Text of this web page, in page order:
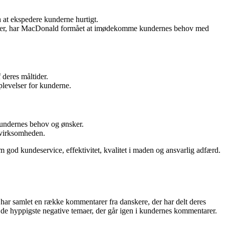
ekspedere kunderne hurtigt.
har MacDonald formået at imødekomme kundernes behov med
måltider.
for kunderne.
behov og ønsker.
god kundeservice, effektivitet, kvalitet i maden og ansvarlig adfærd.
samlet en række kommentarer fra danskere, der har delt deres
hyppigste negative temaer, der går igen i kundernes kommentarer.